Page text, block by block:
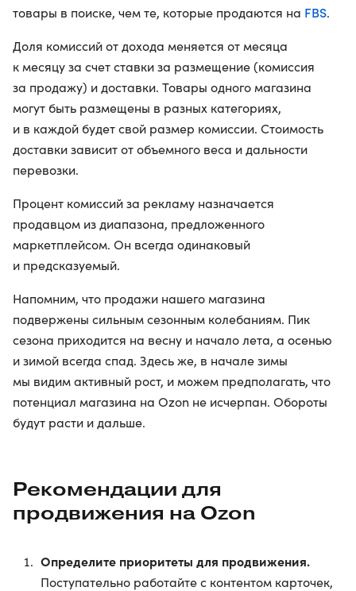
товары в поиске, чем те, которые продаются на FBS.
Доля комиссий от дохода меняется от месяца
к месяцу за счет ставки за размещение (комиссия
за продажу) и доставки. Товары одного магазина
могут быть размещены в разных категориях,
и в каждой будет свой размер комиссии. Стоимость
доставки зависит от объемного веса и дальности
перевозки.
Процент комиссий за рекламу назначается
продавцом из диапазона, предложенного
маркетплейсом. Он всегда одинаковый
и предсказуемый.
Напомним, что продажи нашего магазина
подвержены сильным сезонным колебаниям. Пик
сезона приходится на весну и начало лета, а осенью
и зимой всегда спад. Здесь же, в начале зимы
мы видим активный рост, и можем предполагать, что
потенциал магазина на Ozon не исчерпан. Обороты
будут расти и дальше.
Рекомендации для
продвижения на Ozon
Определите приоритеты для продвижения.
Поступательно работайте с контентом карточек,